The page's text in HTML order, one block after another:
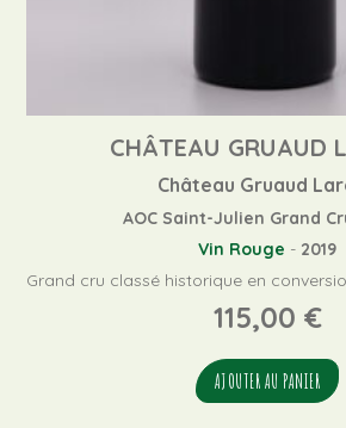
CHÂTEAU GRUAUD
Château Gruaud
AOC Saint-Julien Grand
Vin Rouge - 2019
Grand cru classé historique en
115,00 €
AJOUTER AU PANIER